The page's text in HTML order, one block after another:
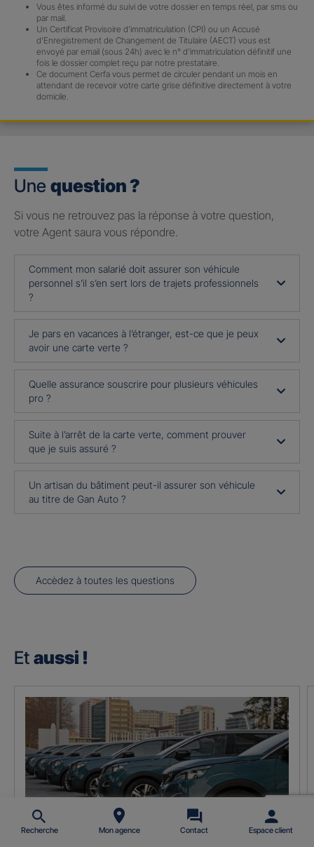
Vous êtes informé du suivi de votre dossier en temps réel, par sms ou
par mail.
Un Certificat Provisoire d’immatriculation (CPI) ou un Accusé
d’Enregistrement de Changement de Titulaire (AECT) vous est
envoyé par email (sous 24h) avec le n° d’immatriculation définitif une
fois le dossier complet reçu par notre prestataire.
Ce document Cerfa vous permet de circuler pendant un mois en
attendant de recevoir votre carte grise définitive directement à votre
domicile.
Une question ?
Si vous ne retrouvez pas la réponse à votre question,
votre Agent saura vous répondre.
Comment mon salarié doit assurer son véhicule
personnel s’il s’en sert lors de trajets professionnels
?
Je pars en vacances à l’étranger, est-ce que je peux
avoir une carte verte ?
Quelle assurance souscrire pour plusieurs véhicules
pro ?
Suite à l’arrêt de la carte verte, comment prouver
que je suis assuré ?
Un artisan du bâtiment peut-il assurer son véhicule
au titre de Gan Auto ?
Accèdez à toutes les questions
Et aussi !
Recherche Mon agence Contact Espace client